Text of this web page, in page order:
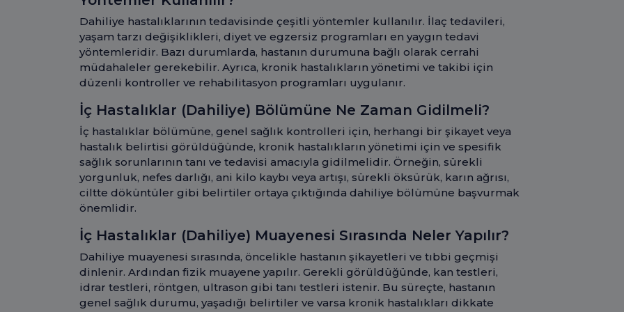
Dahiliye hastalıklarının tedavisinde çeşitli yöntemler kullanılır. İlaç tedavileri,
yaşam tarzı değişiklikleri, diyet ve egzersiz programları en yaygın tedavi
yöntemleridir. Bazı durumlarda, hastanın durumuna bağlı olarak cerrahi
müdahaleler gerekebilir. Ayrıca, kronik hastalıkların yönetimi ve takibi için
düzenli kontroller ve rehabilitasyon programları uygulanır.
İç Hastalıklar (Dahiliye) Bölümüne Ne Zaman Gidilmeli?
İç hastalıklar bölümüne, genel sağlık kontrolleri için, herhangi bir şikayet veya
hastalık belirtisi görüldüğünde, kronik hastalıkların yönetimi için ve spesifik
sağlık sorunlarının tanı ve tedavisi amacıyla gidilmelidir. Örneğin, sürekli
yorgunluk, nefes darlığı, ani kilo kaybı veya artışı, sürekli öksürük, karın ağrısı,
ciltte döküntüler gibi belirtiler ortaya çıktığında dahiliye bölümüne başvurmak
önemlidir.
İç Hastalıklar (Dahiliye) Muayenesi Sırasında Neler Yapılır?
Dahiliye muayenesi sırasında, öncelikle hastanın şikayetleri ve tıbbi geçmişi
dinlenir. Ardından fizik muayene yapılır. Gerekli görüldüğünde, kan testleri,
idrar testleri, röntgen, ultrason gibi tanı testleri istenir. Bu süreçte, hastanın
genel sağlık durumu, yaşadığı belirtiler ve varsa kronik hastalıkları dikkate